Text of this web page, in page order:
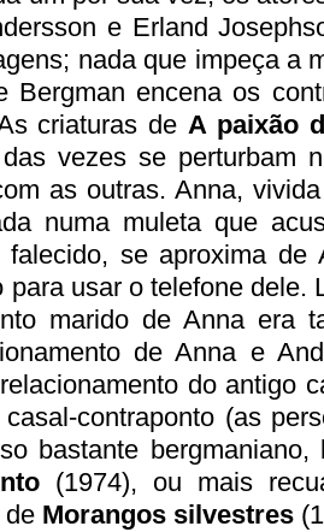
e Erland
nada que impeça a
Bergman encena os
criaturas deA paixão
vezes se perturbam
as outras. Anna,
numa muleta que
se aproxima de
para usar o telefone dele.
marido de Anna era
de Anna e
do antigo
contraponto (as
bastante
(1974), ou mais
de Morangos silvestres